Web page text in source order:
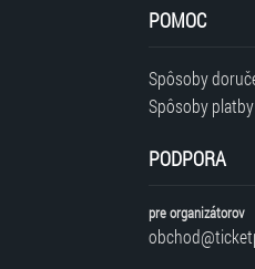
stranami.POMOC
Spôsoby
Spôsoby platby
PODPORA
pre organizátorov